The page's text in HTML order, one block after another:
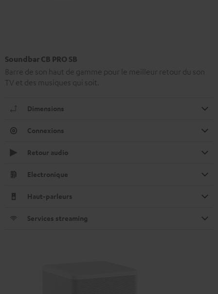
Soundbar CB PRO SB
Barre de son haut de gamme pour le meilleur retour du son
TV et des musiques qui soit.
Dimensions
Connexions
Retour audio
Electronique
Haut-parleurs
Services streaming